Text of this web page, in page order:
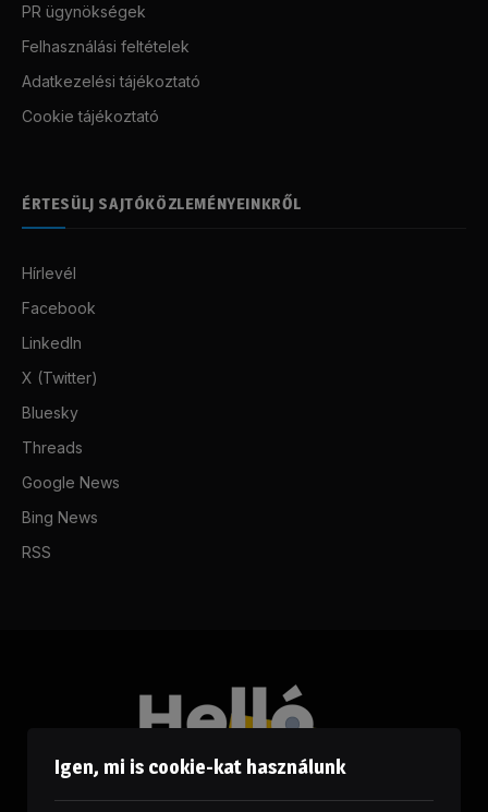
PR ügynökségek
Felhasználási feltételek
Adatkezelési tájékoztató
Cookie tájékoztató
ÉRTESÜLJ SAJTÓKÖZLEMÉNYEINKRŐL
Hírlevél
Facebook
LinkedIn
X (Twitter)
Bluesky
Threads
Google News
Bing News
RSS
Igen, mi is cookie-kat használunk